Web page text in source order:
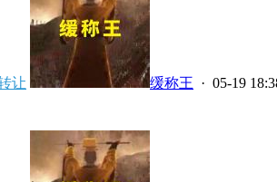
让 缓称王 · 05-19